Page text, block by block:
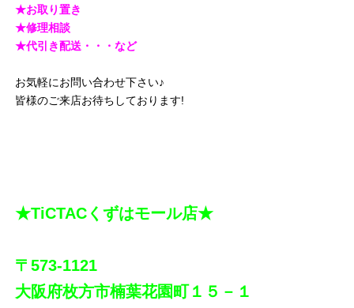
★お取り置き
★修理相談
★代引き配送・・・など
お気軽にお問い合わせ下さい♪
皆様のご来店お待ちしております!
★TiCTACくずはモール店★
〒573-1121
大阪府枚方市楠葉花園町１５－１